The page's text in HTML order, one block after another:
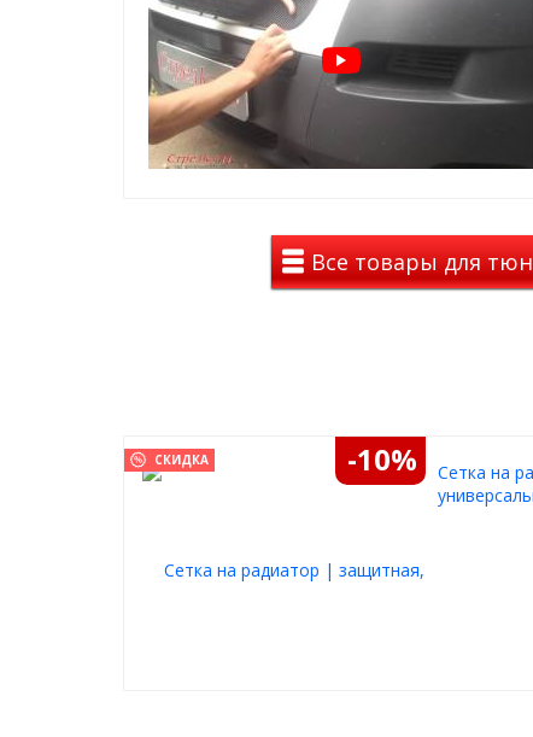
Зимний пакет (зимние заглушки поверх защитной
защита радиатора в минусовую погоду от
и т.д.
помогает сохранить тепло в моторном
простая САМОСТОЯТЕЛЬНАЯ установка,
ячейку защитной сетки радиатора
Пример установки зимнего
Все товары для
СКИДКА -10%
Cетка на